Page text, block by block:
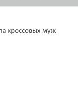
кроссовых муж